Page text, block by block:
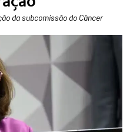
da subcomissão do Câncer